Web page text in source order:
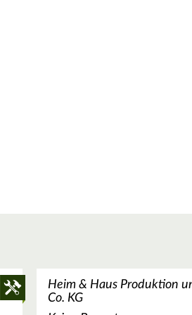
Heim & Haus Produktion
Co. KG